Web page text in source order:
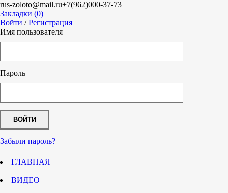
rus-zoloto@mail.ru+7(962)000-37-73
Закладки (0)
Войти /Регистрация
Имя пользователя
Пароль
Забыли пароль?
ГЛАВНАЯ
ВИДЕО